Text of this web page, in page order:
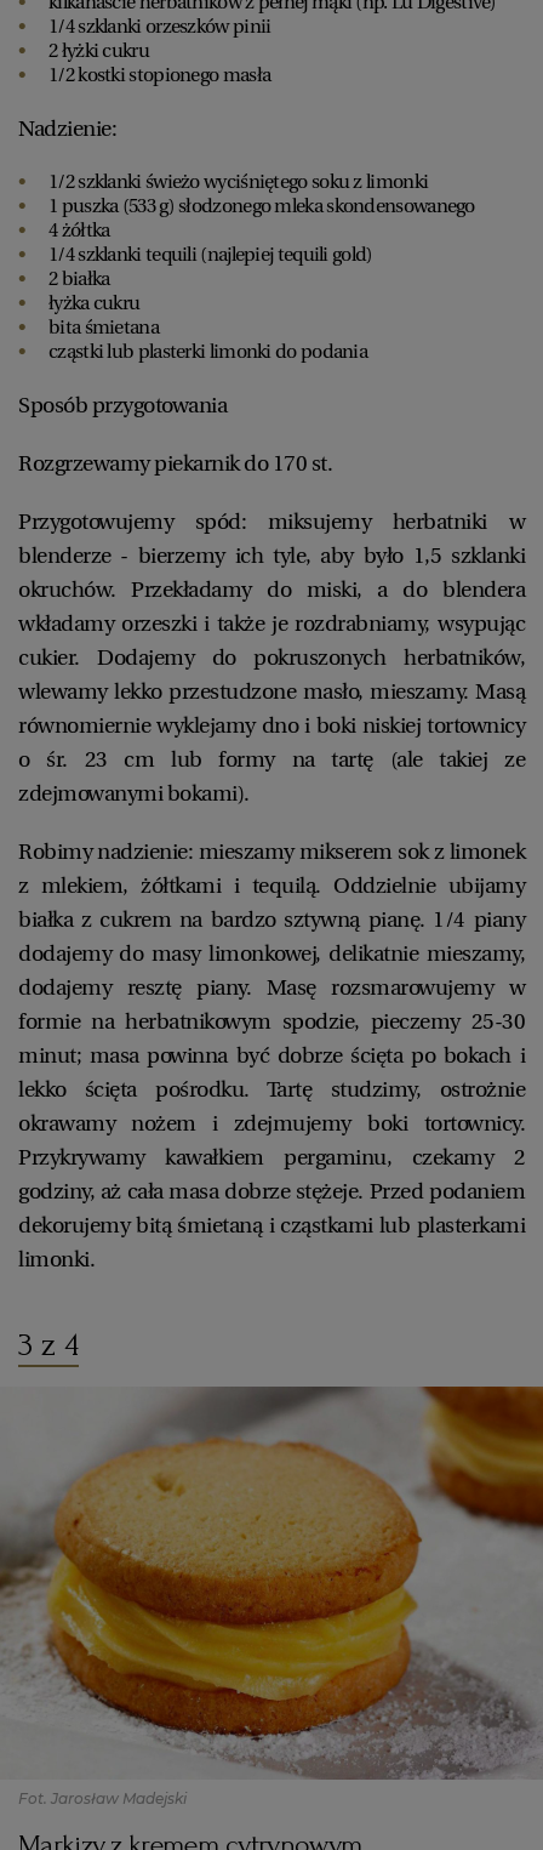
1/4 szklanki orzeszków pinii
2 łyżki cukru
1/2 kostki stopionego masła
Nadzienie:
1/2 szklanki świeżo wyciśniętego soku z limonki
1 puszka (533 g) słodzonego mleka skondensowanego
4 żółtka
1/4 szklanki tequili (najlepiej tequili gold)
2 białka
łyżka cukru
bita śmietana
cząstki lub plasterki limonki do podania
Sposób przygotowania
Rozgrzewamy piekarnik do 170 st.
Przygotowujemy spód: miksujemy herbatniki w
blenderze - bierzemy ich tyle, aby było 1,5 szklanki
okruchów. Przekładamy do miski, a do blendera
wkładamy orzeszki i także je rozdrabniamy, wsypując
cukier. Dodajemy do pokruszonych herbatników,
wlewamy lekko przestudzone masło, mieszamy. Masą
równomiernie wyklejamy dno i boki niskiej tortownicy
o śr. 23 cm lub formy na tartę (ale takiej ze
zdejmowanymi bokami).
Robimy nadzienie: mieszamy mikserem sok z limonek
z mlekiem, żółtkami i tequilą. Oddzielnie ubijamy
białka z cukrem na bardzo sztywną pianę. 1/4 piany
dodajemy do masy limonkowej, delikatnie mieszamy,
dodajemy resztę piany. Masę rozsmarowujemy w
formie na herbatnikowym spodzie, pieczemy 25-30
minut; masa powinna być dobrze ścięta po bokach i
lekko ścięta pośrodku. Tartę studzimy, ostrożnie
okrawamy nożem i zdejmujemy boki tortownicy.
Przykrywamy kawałkiem pergaminu, czekamy 2
godziny, aż cała masa dobrze stężeje. Przed podaniem
dekorujemy bitą śmietaną i cząstkami lub plasterkami
limonki.
3 z 4
Fot. Jarosław Madejski